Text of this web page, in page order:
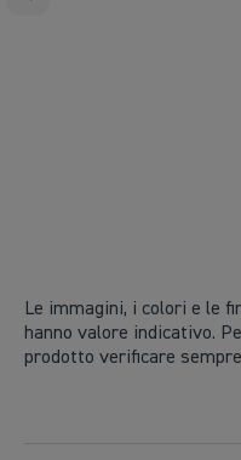
Le immagini, i colori e le
hanno valore indicativo.
prodotto verificare